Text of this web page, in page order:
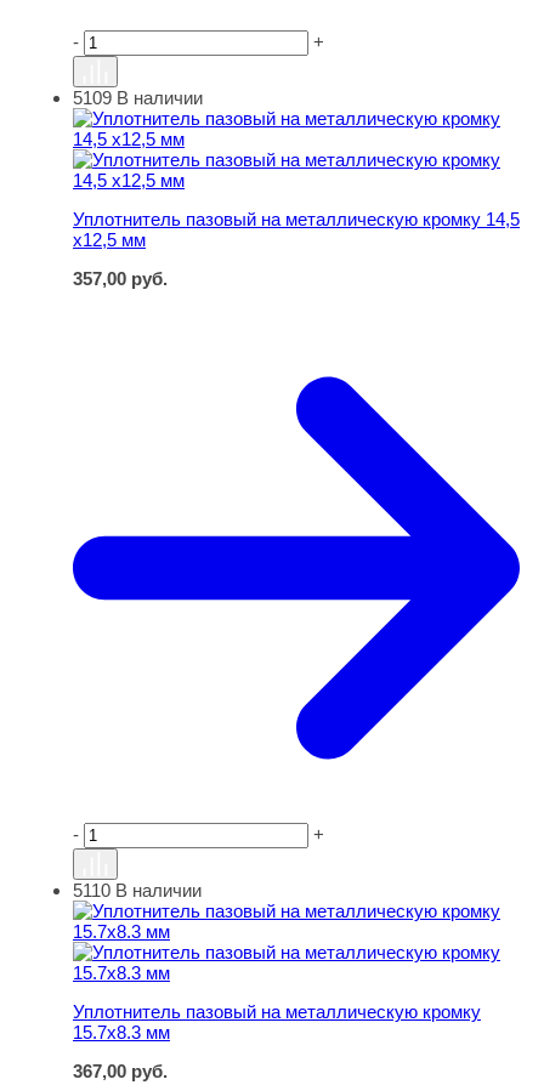
- +
Уплотнитель пазовый на металлическую кромку 14,5
5109 В наличии
Уплотнитель пазовый на металлическую кромку 14,5
х12,5 мм
357,00 руб.
- +
Уплотнитель пазовый на металлическую кромку
5110 В наличии
Уплотнитель пазовый на металлическую кромку
15.7х8.3 мм
367,00 руб.